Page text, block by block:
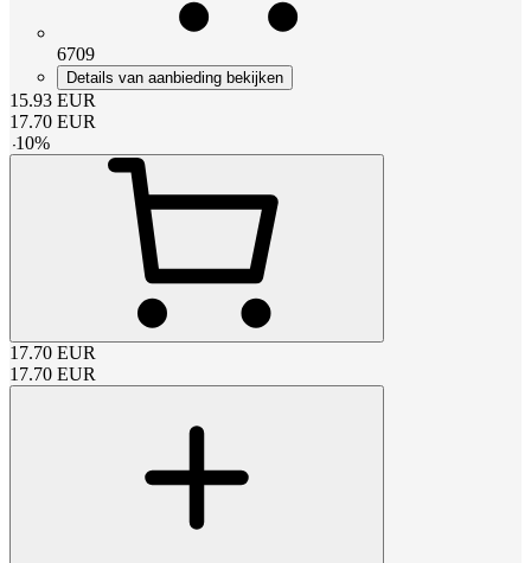
6709
Details van aanbieding bekijken
15.93 EUR
17.70 EUR
-10%
17.70 EUR
17.70 EUR